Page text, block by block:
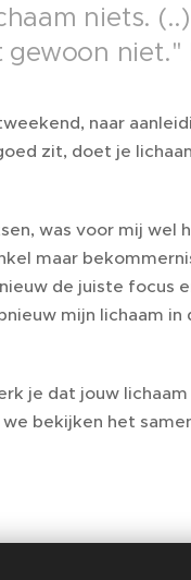
niets.
niet."
naar
zit, doet je
was voor mij
maar
de juiste focus
mijn lichaam
je dat jouw
we bekijken het